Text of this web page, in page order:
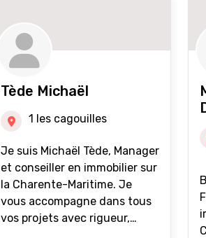
(niveau national et
international) Validation du
financement des acquéreurs
auprès de partenaires
financiers Portefeuille de
clients acquéreurs travaillé et
Vente en partage grâce au
réseau Iad France et Iad
Deutschland Inter agence
Tède Michaël
1 les cagouilles
Je suis Michaël Tède, Manager
et conseiller en immobilier sur
la Charente-Maritime. Je
vous accompagne dans tous
vos projets avec rigueur,